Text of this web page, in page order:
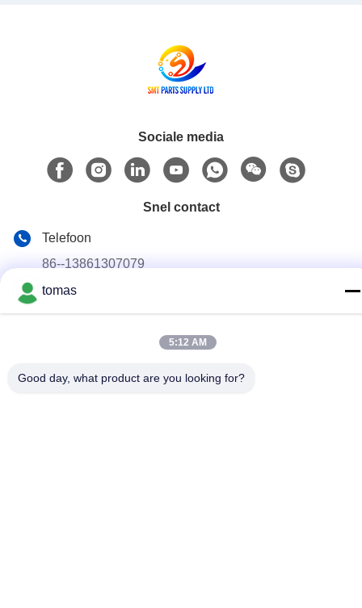
Sociale media
Snel contact
Telefoon
86--13861307079
E-mail
Industrial Park Suzhou, Jiangsu, 215127, China
tomas
5:12 AM
Good day, what product are you looking for?